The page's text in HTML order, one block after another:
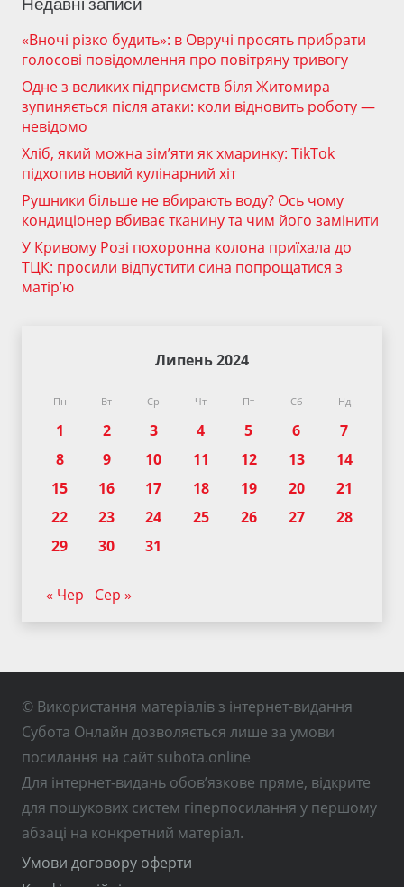
«Вночі різко будить»: в Овручі просять прибрати
голосові повідомлення про повітряну тривогу
Одне з великих підприємств біля Житомира
зупиняється після атаки: коли відновить роботу —
невідомо
Хліб, який можна зім’яти як хмаринку: TikTok
підхопив новий кулінарний хіт
Рушники більше не вбирають воду? Ось чому
кондиціонер вбиває тканину та чим його замінити
У Кривому Розі похоронна колона приїхала до
ТЦК: просили відпустити сина попрощатися з
матір’ю
Липень 2024
Пн Вт Ср Чт Пт Сб Нд
1 2 3 4 5 6
7
8
9 10 11 12 13
14
15
16 17 18 19 20
21
22
23 24 25 26 27
28
29
30 31
« Чер Сер »
© Використання матеріалів з інтернет-видання
Субота Онлайн дозволяється лише за умови
посилання на сайт subota.online
Для інтернет-видань обов’язкове пряме, відкрите
для пошукових систем гіперпосилання у першому
абзаці на конкретний матеріал.
Умови договору оферти